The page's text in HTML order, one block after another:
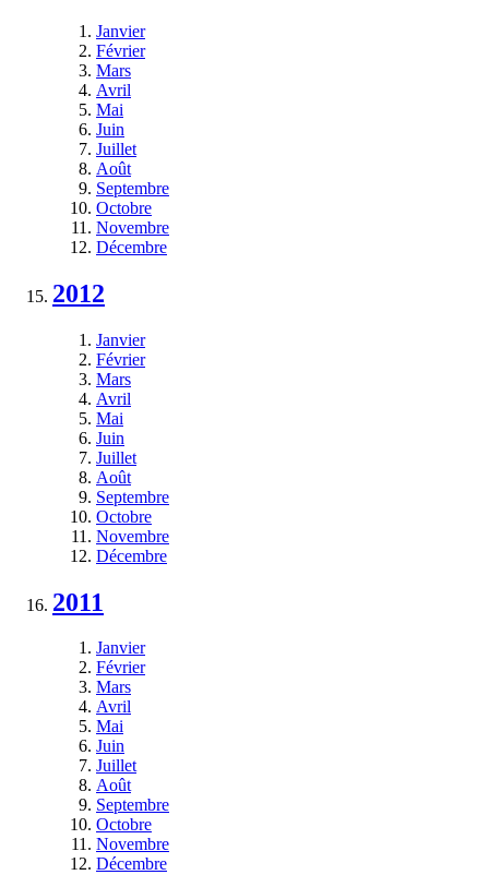
Janvier
Février
Mars
Avril
Mai
Juin
Juillet
Août
Septembre
Octobre
Novembre
Décembre
2012
Janvier
Février
Mars
Avril
Mai
Juin
Juillet
Août
Septembre
Octobre
Novembre
Décembre
2011
Janvier
Février
Mars
Avril
Mai
Juin
Juillet
Août
Septembre
Octobre
Novembre
Décembre